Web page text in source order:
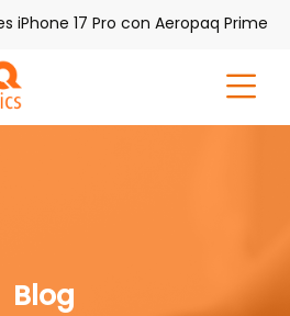
17 Pro con Aeropaq Prime
Blog